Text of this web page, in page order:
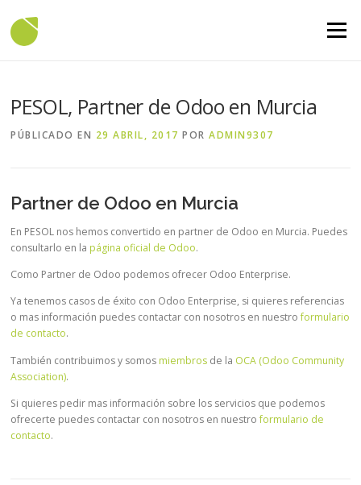
Menú
PESOL, Partner de Odoo en Murcia
PÚBLICADO EN 29 ABRIL, 2017 PORADMIN9307
Partner de Odoo en Murcia
En PESOL nos hemos convertido en partner de Odoo en Murcia. Puedes
consultarlo en la página oficial de Odoo.
Como Partner de Odoo podemos ofrecer Odoo Enterprise.
Ya tenemos casos de éxito con Odoo Enterprise, si quieres referencias
o mas información puedes contactar con nosotros en nuestroformulario
de contacto.
También contribuimos y somos miembros de la OCA (Odoo Community
Association).
Si quieres pedir mas información sobre los servicios que podemos
ofrecerte puedes contactar con nosotros en nuestroformulario de
contacto.